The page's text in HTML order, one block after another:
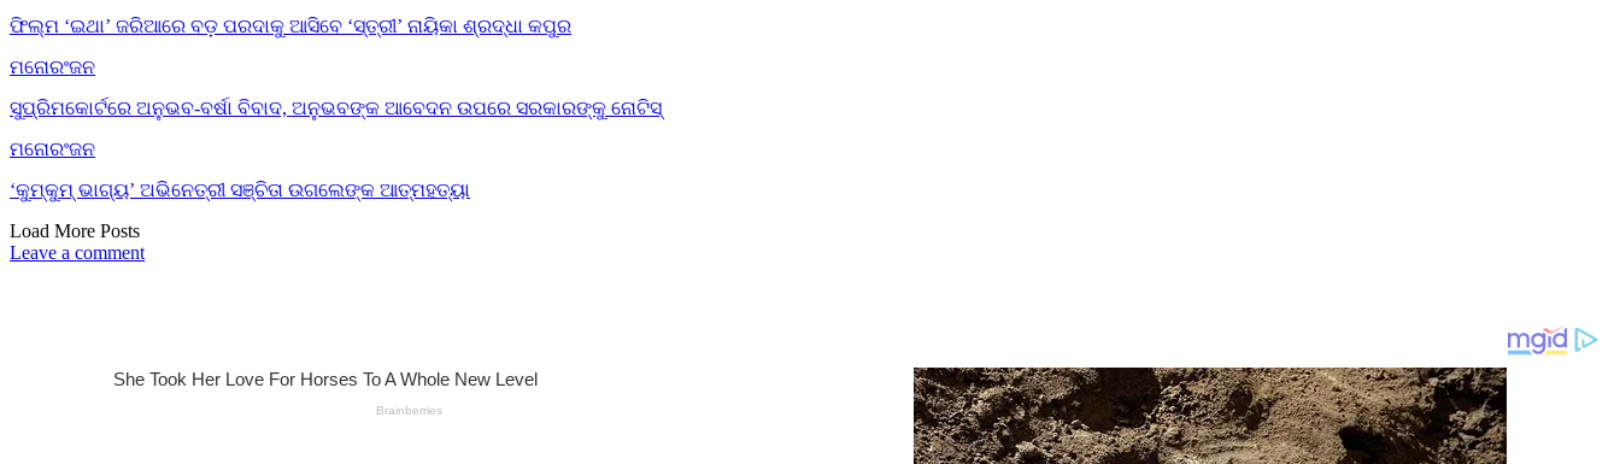
ଫିଲ୍ମ ‘ଇଥା’ ଜରିଆରେ ବଡ଼ ପରଦାକୁ ଆସିବେ ‘ସ୍ତ୍ରୀ’ ନାୟିକା ଶ୍ରଦ୍ଧା କପୁର
ମନୋରଂଜନ
ସୁପ୍ରିମକୋର୍ଟରେ ଅନୁଭବ-ବର୍ଷା ବିବାଦ, ଅନୁଭବଙ୍କ ଆବେଦନ ଉପରେ ସରକାରଙ୍କୁ ନୋଟିସ୍
ମନୋରଂଜନ
‘କୁମ୍‌କୁମ୍‌ ଭାଗ୍ୟ’ ଅଭିନେତ୍ରୀ ସଞ୍ଚିତା ଉଗଲେଙ୍କ ଆତ୍ମହତ୍ୟା
Load More Posts
Leave a comment